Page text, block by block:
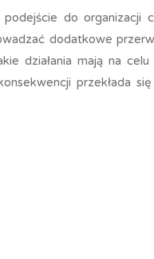
do organizacji
dodatkowe
działania mają na celu
przekłada